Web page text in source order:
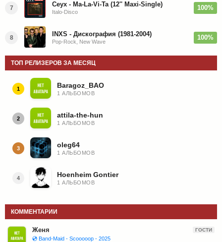
7 Ceyx - Ma-La-Vi-Ta (12'' Maxi-Single)
Italo-Disco
100%
8 INXS - Дискография (1981-2004)
Pop-Rock, New Wave
100%
ТОП РЕЛИЗЕРОВ ЗА МЕСЯЦ
1 Baragoz_BAO
1 АЛЬБОМОВ
2 attila-the-hun
1 АЛЬБОМОВ
3 oleg64
1 АЛЬБОМОВ
4 Hoenheim Gontier
1 АЛЬБОМОВ
КОММЕНТАРИИ
Женя ГОСТИ
💿 Band-Maid - Scooooop - 2025